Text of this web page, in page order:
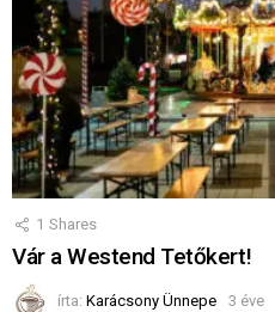
1 Shares
Vár a Westend Tetőkert!
írta: Karácsony Ünnepe 3 éve